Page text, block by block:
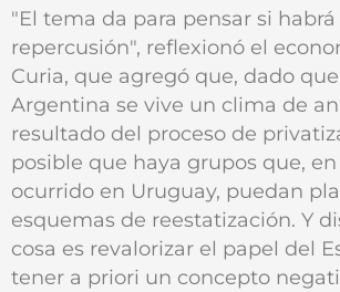
"El tema da para pensar si habrá
repercusión", reflexionó el
Curia, que agregó que, dado
Argentina se vive un clima de
resultado del proceso de
posible que haya grupos que,
ocurrido en Uruguay, puedan
esquemas de reestatización. Y
cosa es revalorizar el papel del
tener a priori un concepto